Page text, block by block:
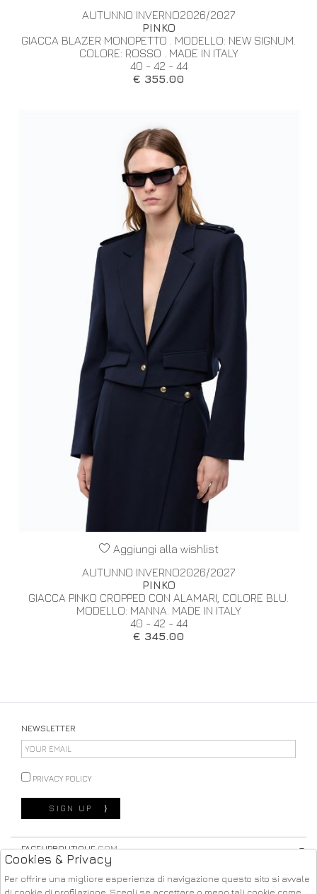
AUTUNNO INVERNO2026/2027
PINKO
GIACCA BLAZER MONOPETTO . MODELLO: NEW SIGNUM.
COLORE: ROSSO . MADE IN ITALY
40 - 42 - 44
€ 355.00
Aggiungi alla wishlist
AUTUNNO INVERNO2026/2027
PINKO
GIACCA PINKO CROPPED CON ALAMARI, COLORE BLU.
MODELLO: MANNA. MADE IN ITALY
40 - 42 - 44
€ 345.00
NEWSLETTER
PRIVACY POLICY
SIGN UP ⟩
FACEUPBOUTIQUE.COM
Cookies & Privacy
Per offrire una migliore esperienza di navigazione questo sito si avvale